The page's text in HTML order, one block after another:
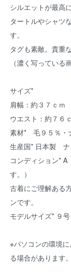
シルエットが最高
タートルやシャツ
す。
タグも素敵。貴重
（濃く写っている
サイズ*
肩幅：約３７ｃ
ウエスト：約７６
素材* 毛９５％・
生産国* 日本製 ナ
コンディション* A
す。）
古着にご理解ある
ンです。
モデルサイズ* ９
※パソコンの環境
る場合があります